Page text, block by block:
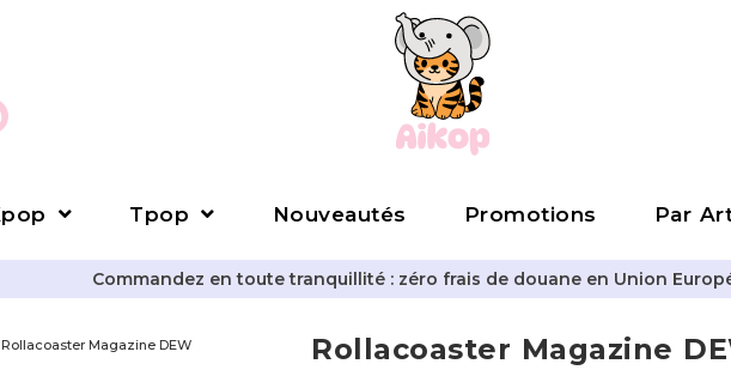
Tpop Nouveautés Promotions Par
Commandez en toute tranquillité : zéro frais de douane en Union
Magazine DEW
Rollacoaster Magazine